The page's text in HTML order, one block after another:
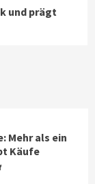
und prägt
auf
Mehr als ein
Käufe